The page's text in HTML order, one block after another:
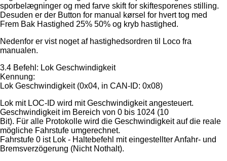
sporbelægninger og med farve skift for skiftesporenes stilling.
Desuden er der Button for manual kørsel for hvert tog med
Frem Bak Hastighed 25% 50% og kryb hastighed.
Nedenfor er vist noget af hastighedsordren til Loco fra
manualen.
3.4 Befehl: Lok Geschwindigkeit
Kennung:
Lok Geschwindigkeit (0x04, in CAN-ID: 0x08)
Lok mit LOC-ID wird mit Geschwindigkeit angesteuert.
Geschwindigkeit im Bereich von 0 bis 1024 (10
Bit). Für alle Protokolle wird die Geschwindigkeit auf die reale
mögliche Fahrstufe umgerechnet.
Fahrstufe 0 ist Lok - Haltebefehl mit eingestellter Anfahr- und
Bremsverzögerung (Nicht Nothalt).